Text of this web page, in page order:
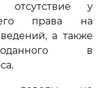
отсутствие у
права на
а также
в